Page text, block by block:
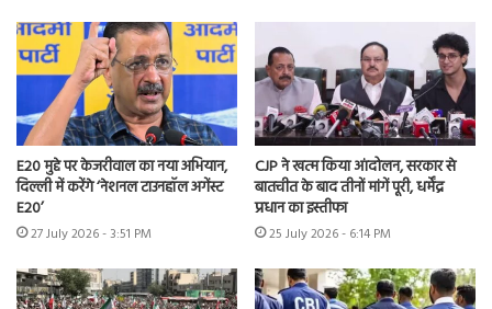
E20 मुद्दे पर केजरीवाल का नया अभियान,
दिल्ली में करेंगे ‘नेशनल टाउनहॉल अगेंस्ट
E20’
27 July 2026 - 3:51 PM
CJP ने खत्म किया आंदोलन, सरकार से
बातचीत के बाद तीनों मांगें पूरी, धर्मेंद्र
प्रधान का इस्तीफा
25 July 2026 - 6:14 PM